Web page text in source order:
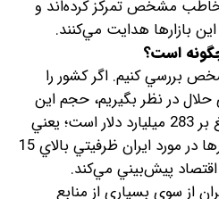
مشخص تمرکز کرده‌‌اند و
بازارها هدايت مي‌کنند.
است؟
بررسي کنيم. اگر کشور را
در نظر بگيريم، حجم اين
گردشگري در جهان اسلام بالغ بر 283 ميليارد دلار است؛ يعني
بيش از 25 ميليون شغل. آمارها در مورد ايران ظرفيتي بالاي 15
اقتصاد پيش‌بيني مي‌کند.
ايران از سوي بسياري از منابع